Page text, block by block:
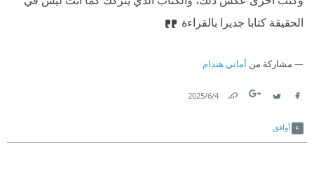
الحقيقة كتابا جديرا بالقراءة
مشاركة من أماني هندام
4‏/6‏/2025
أوافق